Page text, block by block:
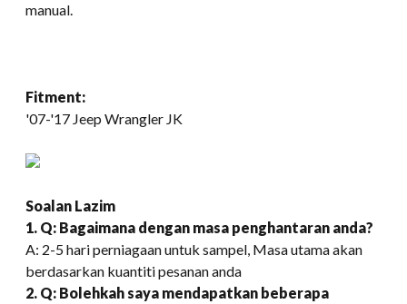
manual.
Fitment:
'07-'17 Jeep Wrangler JK
Soalan Lazim
1. Q: Bagaimana dengan masa penghantaran anda?
A: 2-5 hari perniagaan untuk sampel, Masa utama akan
berdasarkan kuantiti pesanan anda
2. Q: Bolehkah saya mendapatkan beberapa